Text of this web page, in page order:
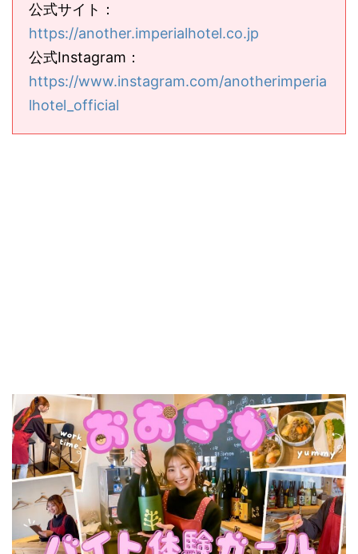
公式サイト：
https://another.imperialhotel.co.jp
公式Instagram：
https://www.instagram.com/anotherimperia
lhotel_official